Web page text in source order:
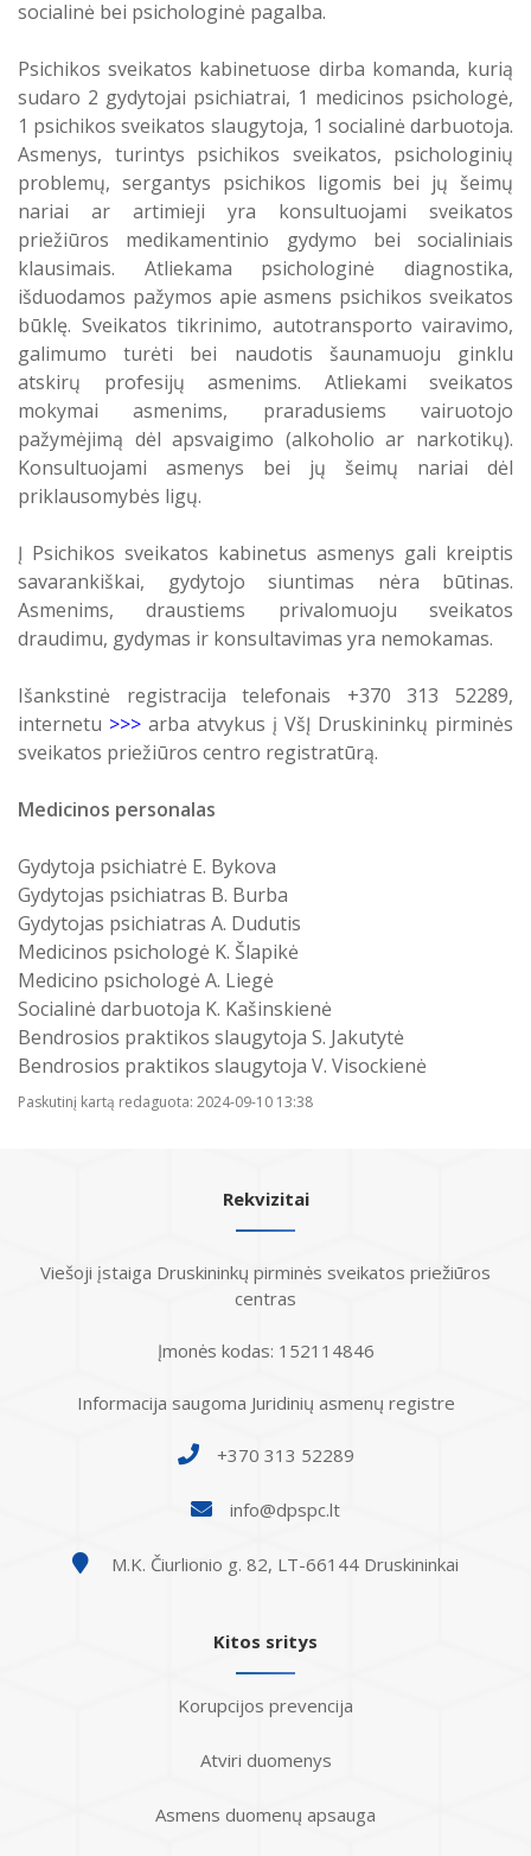
socialinė bei psichologinė pagalba.
Psichikos sveikatos kabinetuose dirba komanda, kurią
sudaro 2 gydytojai psichiatrai, 1 medicinos psichologė,
1 psichikos sveikatos slaugytoja, 1 socialinė darbuotoja.
Asmenys, turintys psichikos sveikatos, psichologinių
problemų, sergantys psichikos ligomis bei jų šeimų
nariai ar artimieji yra konsultuojami sveikatos
priežiūros medikamentinio gydymo bei socialiniais
klausimais. Atliekama psichologinė diagnostika,
išduodamos pažymos apie asmens psichikos sveikatos
būklę. Sveikatos tikrinimo, autotransporto vairavimo,
galimumo turėti bei naudotis šaunamuoju ginklu
atskirų profesijų asmenims. Atliekami sveikatos
mokymai asmenims, praradusiems vairuotojo
pažymėjimą dėl apsvaigimo (alkoholio ar narkotikų).
Konsultuojami asmenys bei jų šeimų nariai dėl
priklausomybės ligų.
Į Psichikos sveikatos kabinetus asmenys gali kreiptis
savarankiškai, gydytojo siuntimas nėra būtinas.
Asmenims, draustiems privalomuoju sveikatos
draudimu, gydymas ir konsultavimas yra nemokamas.
Išankstinė registracija telefonais +370 313 52289,
internetu >>> arba atvykus į VšĮ Druskininkų pirminės
sveikatos priežiūros centro registratūrą.
Medicinos personalas
Gydytoja psichiatrė E. Bykova
Gydytojas psichiatras B. Burba
Gydytojas psichiatras A. Dudutis
Medicinos psichologė K. Šlapikė
Medicino psichologė A. Liegė
Socialinė darbuotoja K. Kašinskienė
Bendrosios praktikos slaugytoja S. Jakutytė
Bendrosios praktikos slaugytoja V. Visockienė
Paskutinį kartą redaguota: 2024-09-10 13:38
Rekvizitai
Viešoji įstaiga Druskininkų pirminės sveikatos priežiūros
centras
Įmonės kodas: 152114846
Informacija saugoma Juridinių asmenų registre
+370 313 52289
info@dpspc.lt
M.K. Čiurlionio g. 82, LT-66144 Druskininkai
Kitos sritys
Korupcijos prevencija
Atviri duomenys
Asmens duomenų apsauga